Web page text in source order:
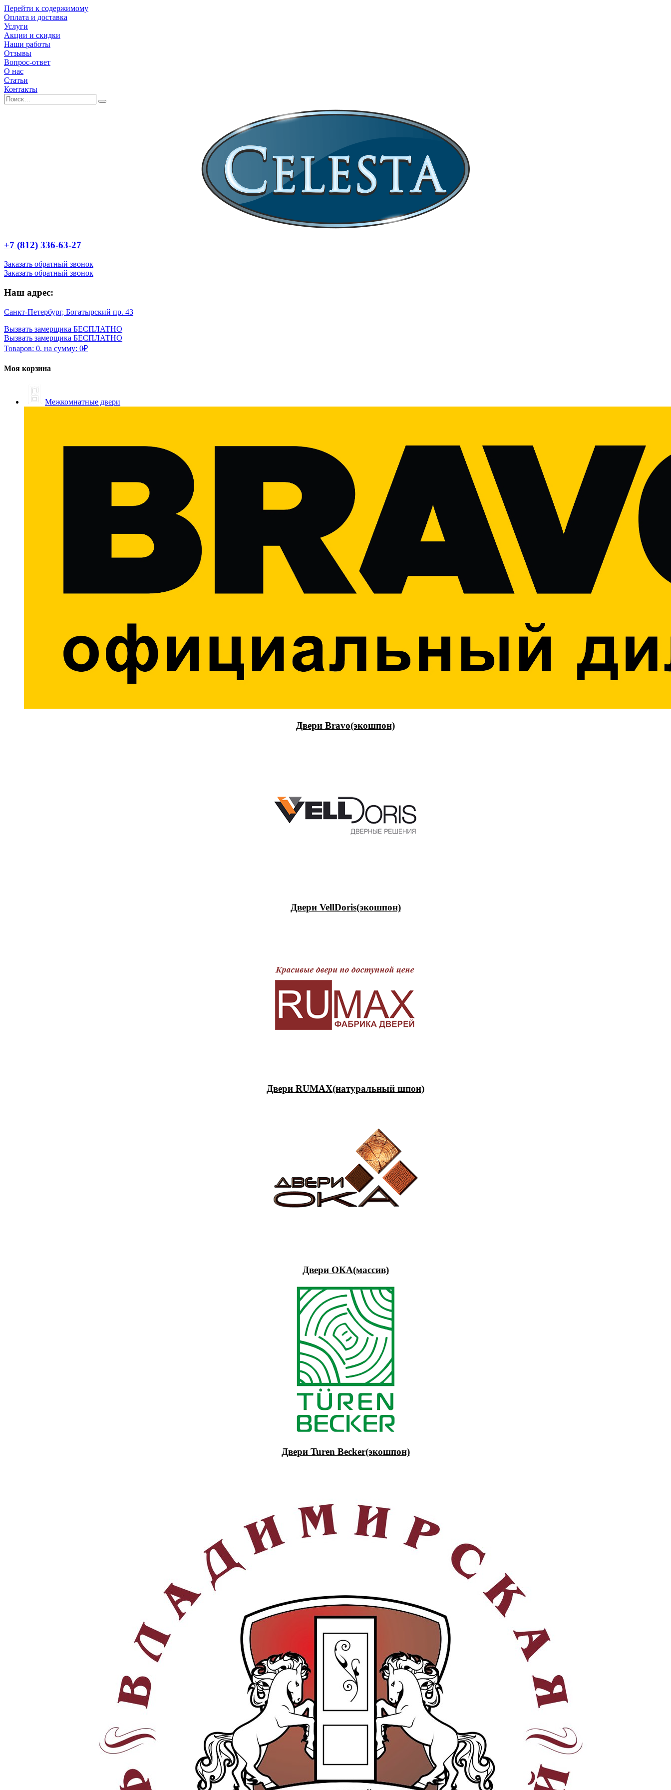
Перейти к содержимому
Оплата и доставка
Услуги
Акции и скидки
Наши работы
Отзывы
Вопрос-ответ
О нас
Статьи
Контакты
+7 (812) 336-63-27
Заказать обратный звонок
Заказать обратный звонок
Наш адрес:
Санкт-Петербург, Богатырский пр. 43
Вызвать замерщика БЕСПЛАТНО
Вызвать замерщика БЕСПЛАТНО
Товаров: 0, на сумму: 0₽
Моя корзина
Межкомнатные двери
Двери Bravo(экошпон)
Двери VellDoris(экошпон)
Двери RUMAX(натуральный шпон)
Двери ОКА(массив)
Двери Turen Becker(экошпон)